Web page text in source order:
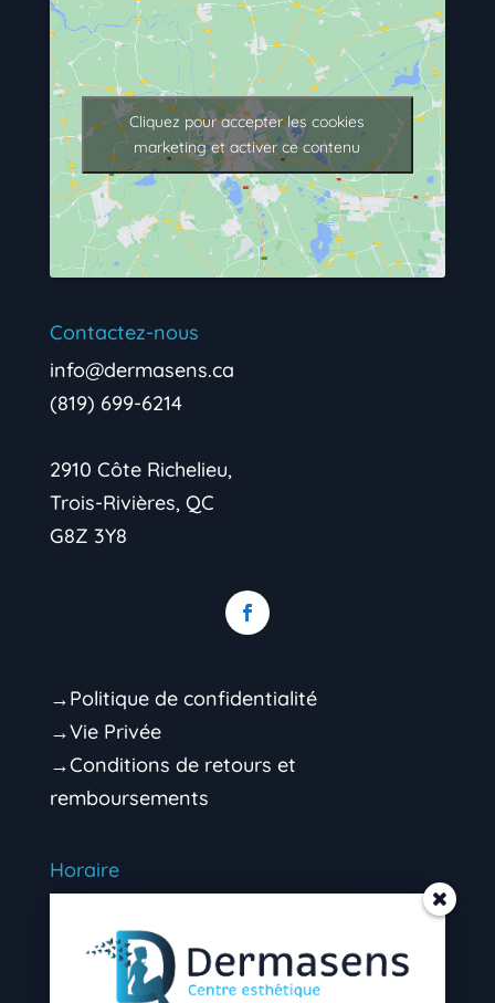
Cliquez pour accepter les cookies
marketing et activer ce contenu
Contactez-nous
info@dermasens.ca
(819) 699-6214
2910 Côte Richelieu,
Trois-Rivières, QC
G8Z 3Y8
→Politique de confidentialité
→Vie Privée
→Conditions de retours et
remboursements
Horaire
Mardi 9h00 – 16h30 (soir sur rendez-vous)
Mercredi 9h00 – 16h30 (soir sur rendez-